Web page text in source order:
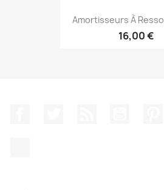
Amortisseurs À
16,00 €